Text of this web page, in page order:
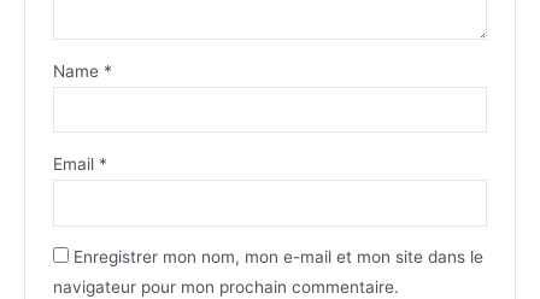
Name *
Email *
Enregistrer mon nom, mon e-mail et mon site dans le
navigateur pour mon prochain commentaire.